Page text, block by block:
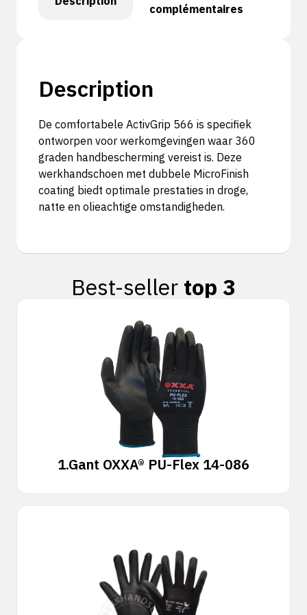
complémentaires
Description
De comfortabele ActivGrip 566 is specifiek
ontworpen voor werkomgevingen waar 360
graden handbescherming vereist is. Deze
werkhandschoen met dubbele MicroFinish
coating biedt optimale prestaties in droge,
natte en olieachtige omstandigheden.
Best-seller top 3
1.Gant OXXA® PU-Flex 14-086